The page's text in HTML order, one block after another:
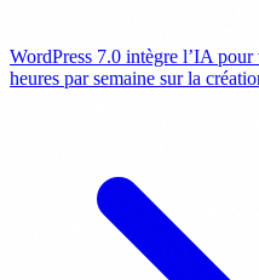
WordPress 7.0 intègre l’IA
heures par semaine sur la